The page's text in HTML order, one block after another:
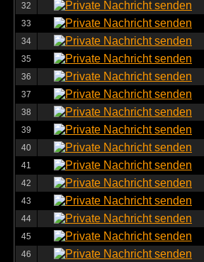
32
33
34
35
36
37
38
39
40
41
42
43
44
45
46